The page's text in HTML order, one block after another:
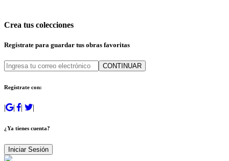
Crea tus colecciones
Regístrate para guardar tus obras favoritas
CONTINUAR
Regístrate con:
| | | |
¿Ya tienes cuenta?
Iniciar Sesión